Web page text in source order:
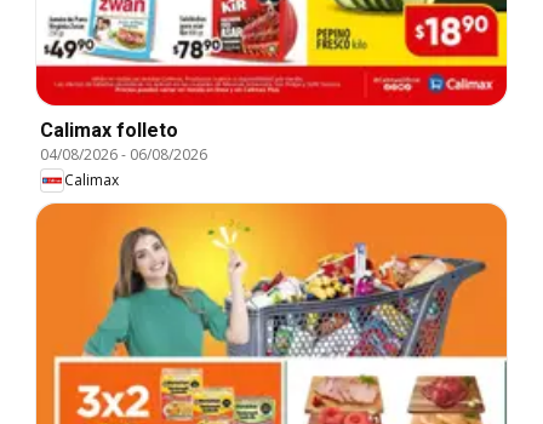
Calimax folleto
04/08/2026- 06/08/2026
Calimax